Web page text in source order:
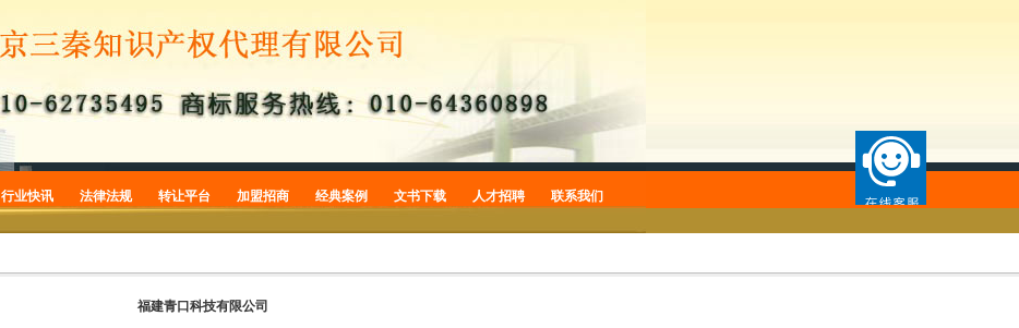
行业快讯 法律法规
商标
转让平台
商标转让
加盟招商
加盟招商
经典案例
商标案例
文书下载
商标申请
人才招聘 联系我们
福建青口科技有限公司